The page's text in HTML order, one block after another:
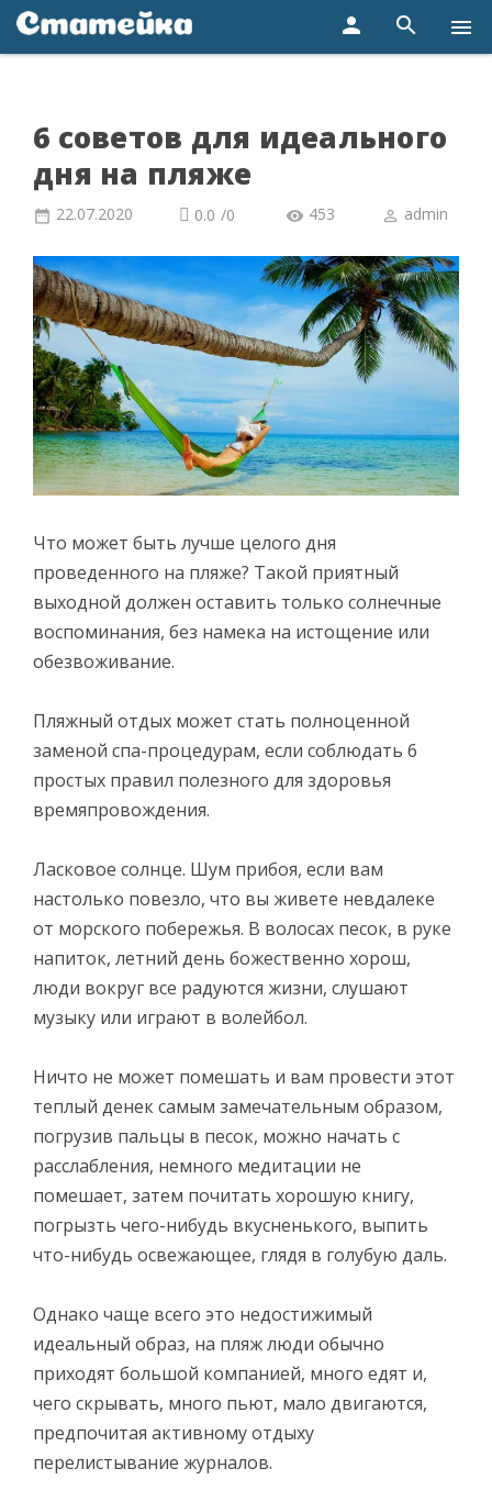
person search menu
6 советов для идеального
дня на пляже
22.07.2020 0.0 /0 453 admin
Что может быть лучше целого дня
проведенного на пляже? Такой приятный
выходной должен оставить только солнечные
воспоминания, без намека на истощение или
обезвоживание.
Пляжный отдых может стать полноценной
заменой спа-процедурам, если соблюдать 6
простых правил полезного для здоровья
времяпровождения.
Ласковое солнце. Шум прибоя, если вам
настолько повезло, что вы живете невдалеке
от морского побережья. В волосах песок, в руке
напиток, летний день божественно хорош,
люди вокруг все радуются жизни, слушают
музыку или играют в волейбол.
Ничто не может помешать и вам провести этот
теплый денек самым замечательным образом,
погрузив пальцы в песок, можно начать с
расслабления, немного медитации не
помешает, затем почитать хорошую книгу,
погрызть чего-нибудь вкусненького, выпить
что-нибудь освежающее, глядя в голубую даль.
Однако чаще всего это недостижимый
идеальный образ, на пляж люди обычно
приходят большой компанией, много едят и,
чего скрывать, много пьют, мало двигаются,
предпочитая активному отдыху
перелистывание журналов.